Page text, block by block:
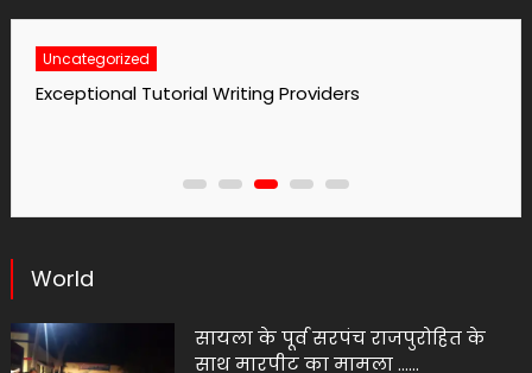
Uncategorized
Exceptional Tutorial Writing Providers
World
सायला के पूर्व सरपंच राजपुरोहित के
साथ मारपीट का मामला ……